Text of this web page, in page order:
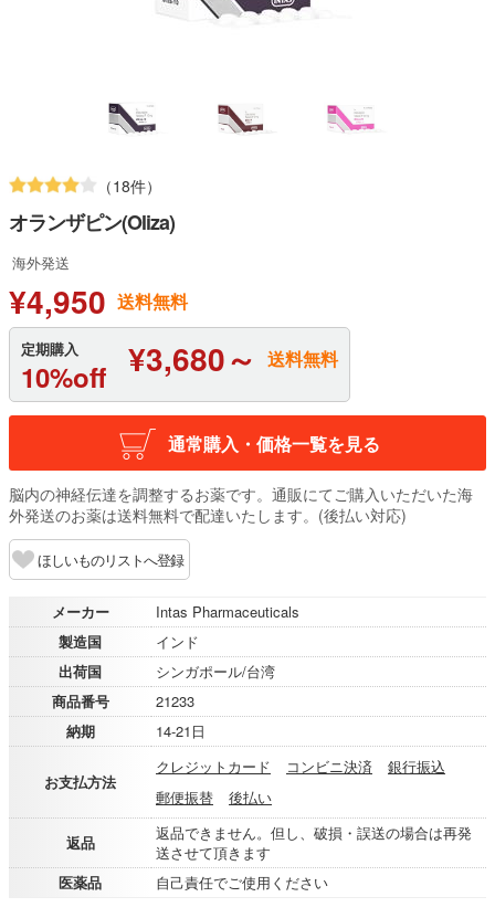
（18件）
オランザピン(Oliza)
海外発送
¥4,950 送料無料
定期購入
10%off ¥3,680～ 送料無料
通常購入・価格一覧を見る
脳内の神経伝達を調整するお薬です。通販にてご購入いただいた海
外発送のお薬は送料無料で配達いたします。(後払い対応)
ほしいものリストへ登録
メーカー
Intas Pharmaceuticals
製造国
インド
出荷国
シンガポール/台湾
商品番号
21233
納期
14-21日
お支払方法
クレジットカード コンビニ決済
銀行振込
郵便振替
後払い
返品
返品できません。但し、破損・誤送の場合は再発
送させて頂きます
医薬品
自己責任でご使用ください